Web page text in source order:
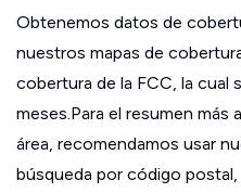
Obtenemos datos de
nuestros mapas de
cobertura de la FCC, la cual
meses.Para el resumen
área, recomendamos usar
búsqueda por código